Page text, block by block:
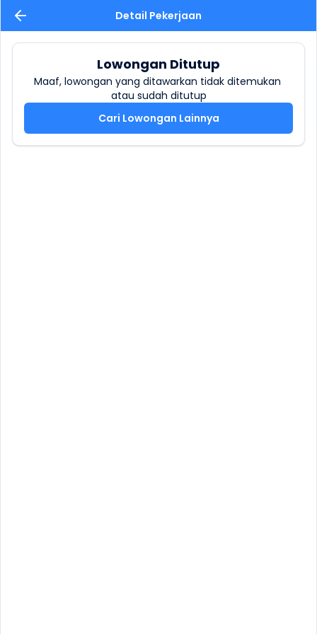
Detail Pekerjaan
Lowongan Ditutup
Maaf, lowongan yang ditawarkan tidak ditemukan
atau sudah ditutup
Cari Lowongan Lainnya